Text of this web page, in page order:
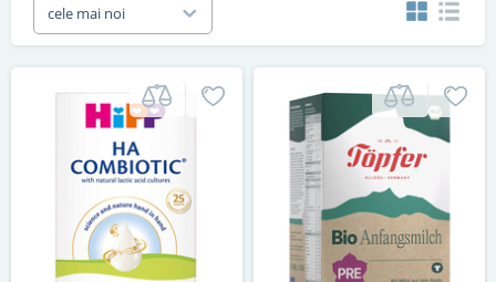
cele mai noi